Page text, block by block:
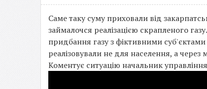
Саме таку суму приховали від
займалочся реалізацією скрапленого
придбання газу з фіктивними
реалізовували не для населення, а
Коментує ситуацію начальник